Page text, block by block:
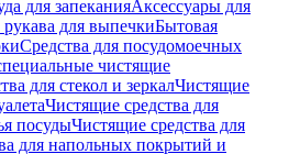
для запеканияАксессуары для
для выпечкиБытовая
Средства для посудомоечных
чистящие
для стекол и зеркалЧистящие
Чистящие средства для
посудыЧистящие средства для
для напольных покрытий и